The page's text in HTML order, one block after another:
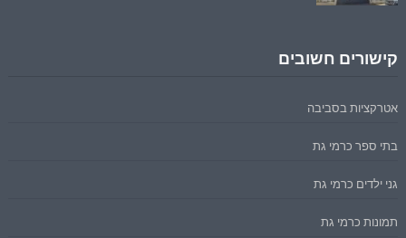
קישורים חשובים
אטרקציות בסביבה
בתי ספר כרמי גת
גני ילדים כרמי גת
תמונות כרמי גת